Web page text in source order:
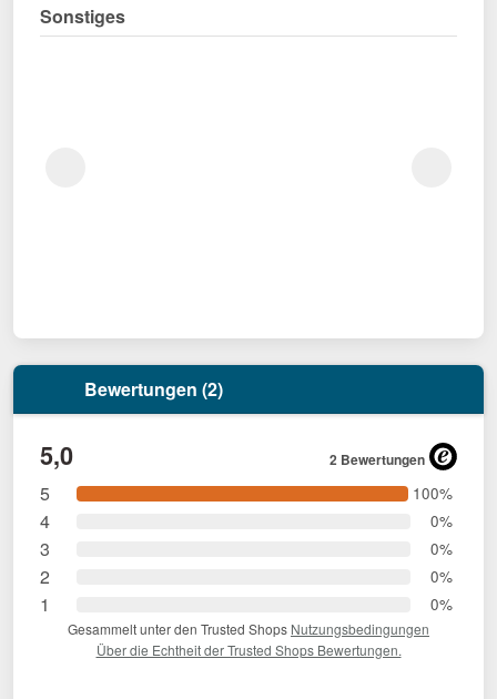
Sonstiges
Bewertungen (2)
5,0 2 Bewertungen
5 100%
4 0%
3 0%
2 0%
1 0%
Gesammelt unter den Trusted Shops Nutzungsbedingungen
Über die Echtheit der Trusted Shops Bewertungen.